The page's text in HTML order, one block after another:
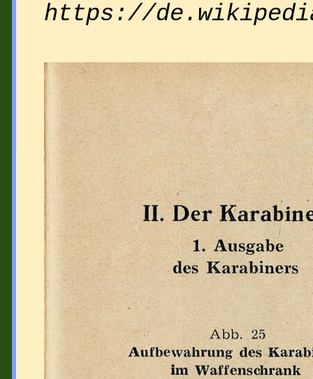
https://